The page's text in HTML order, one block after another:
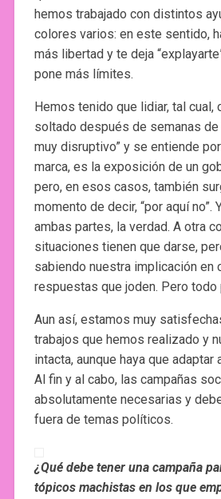
hemos trabajado con distintos
colores varios: en este sentido,
más libertad y te deja
pone más límites.
Hemos tenido que lidiar, tal cual,
soltado después de semanas de
muy disruptivo” y se entiende
marca, es la exposición de un
pero, en esos casos, también
momento de decir, “por aquí no”.
ambas partes, la verdad. A otra
situaciones tienen que darse,
sabiendo nuestra implicación en
respuestas que joden. Pero todo
Aun así, estamos muy
trabajos que hemos realizado y
intacta, aunque haya que
Al fin y al cabo, las campañas
absolutamente necesarias y
fuera de temas políticos.
¿Qué debe tener una campaña
tópicos machistas en los que